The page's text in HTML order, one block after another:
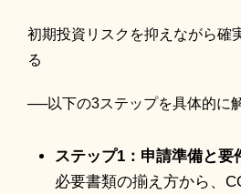
初期投資リスクを抑えながら確
る
──以下の3ステップを具体的に
ステップ1：申請準備と要
必要書類の揃え方から、